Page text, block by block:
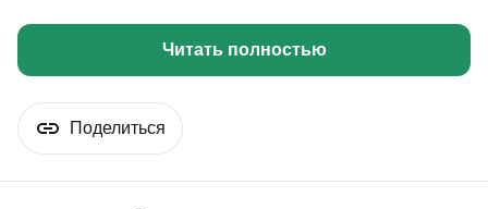
Читать полностью
Поделиться